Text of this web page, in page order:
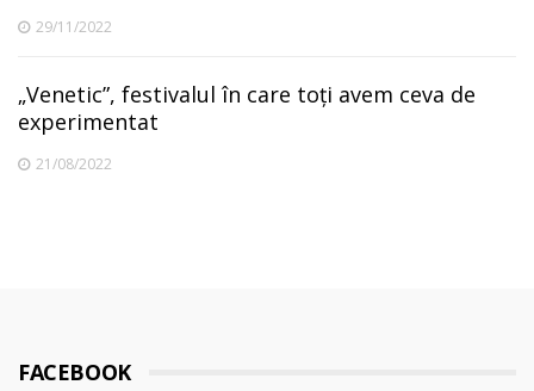
29/11/2022
„Venetic”, festivalul în care toți avem ceva de
experimentat
21/08/2022
FACEBOOK